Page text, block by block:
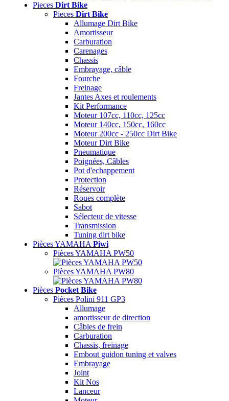
Pieces Dirt Bike
Pieces Dirt Bike
Allumage Dirt Bike
Amortisseur
Carburation
Carenages
Chassis
Embrayage, câble
Fourche
Freinage
Jantes Axes et roulements
Kit Performance
Moteur 107cc, 110cc, 125cc
Moteur 140cc, 150cc, 160cc
Moteur 200cc - 250cc Dirt Bike
Moteur Dirt Bike
Pneumatique
Poignées, Câbles
Pot d'echappement
Protection
Réservoir
Roues complète
Sabot
Sélecteur de vitesse
Transmission
Tuning dirt bike
Pièces YAMAHA Piwi
Pièces YAMAHA PW50
Pièces YAMAHA PW80
Pièces Pocket Bike
Pièces Polini 911 GP3
Allumage
amortisseur de direction
Câbles de frein
Carburation
Chassis, freinage
Embout guidon tuning et valves
Embrayage
Joint
Kit Nos
Lanceur